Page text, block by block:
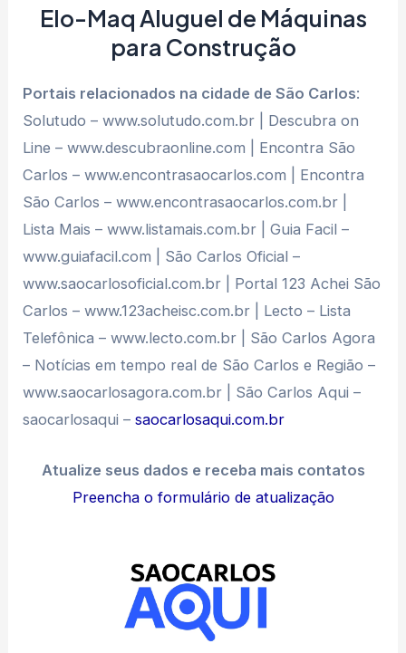
Elo-Maq Aluguel de Máquinas
para Construção
Portais relacionados na cidade de São Carlos:
Solutudo – www.solutudo.com.br | Descubra on
Line – www.descubraonline.com | Encontra São
Carlos – www.encontrasaocarlos.com | Encontra
São Carlos – www.encontrasaocarlos.com.br |
Lista Mais – www.listamais.com.br | Guia Facil –
www.guiafacil.com | São Carlos Oficial –
www.saocarlosoficial.com.br | Portal 123 Achei São
Carlos – www.123acheisc.com.br | Lecto – Lista
Telefônica – www.lecto.com.br | São Carlos Agora
– Notícias em tempo real de São Carlos e Região –
www.saocarlosagora.com.br | São Carlos Aqui –
saocarlosaqui –saocarlosaqui.com.br
Atualize seus dados e receba mais contatos
Preencha o formulário de atualização